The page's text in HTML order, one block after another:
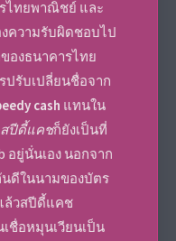
ไทยพาณิชย์ และ
ความรับผิดชอบไป
ของธนาคารไทย
รับเปลี่ยนชื่อจาก
cash แทนใน
สปีดี้แคชก็ยังเป็นที่
อยู่นั่นเอง นอกจาก
ดีในนามของบัตร
ล้วสปีดี้แคช
เชื่อหมุนเวียนเป็น